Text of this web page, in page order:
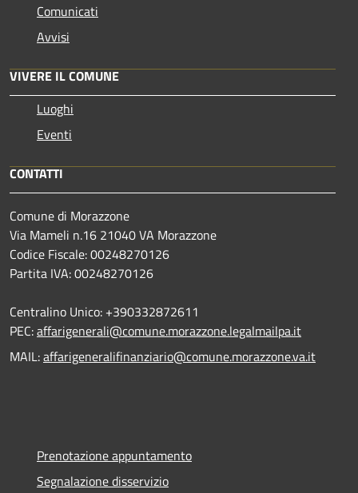
Comunicati
Avvisi
VIVERE IL COMUNE
Luoghi
Eventi
CONTATTI
Comune di Morazzone
Via Mameli n.16 21040 VA Morazzone
Codice Fiscale: 00248270126
Partita IVA: 00248270126
Centralino Unico: +390332872611
PEC:affarigenerali@comune.morazzone.legalmailpa.it
MAIL:affarigeneralifinanziario@comune.morazzone.va.it
Prenotazione appuntamento
Segnalazione disservizio